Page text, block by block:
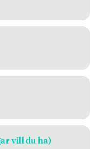
vill du ha)